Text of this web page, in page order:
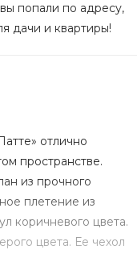
попали по адресу,
дачи и квартиры!
отлично
пространстве.
из прочного
плетение из
коричневого цвета.
цвета. Ее чехол